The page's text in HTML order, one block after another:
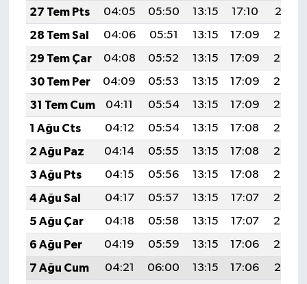
27 Tem Pts
04:05 05:50 13:15 17:10
20:31
28 Tem Sal
04:06 05:51 13:15 17:09
20:30
29 Tem Çar
04:08 05:52 13:15 17:09
20:29
30 Tem Per
04:09 05:53 13:15 17:09
20:28
31 Tem Cum
04:11 05:54 13:15 17:09
20:27
1 Ağu Cts
04:12 05:54 13:15 17:08
20:26
2 Ağu Paz
04:14 05:55 13:15 17:08
20:25
3 Ağu Pts
04:15 05:56 13:15 17:08
20:24
4 Ağu Sal
04:17 05:57 13:15 17:07
20:23
5 Ağu Çar
04:18 05:58 13:15 17:07
20:22
6 Ağu Per
04:19 05:59 13:15 17:06
20:20
7 Ağu Cum
04:21 06:00 13:15 17:06
20:19